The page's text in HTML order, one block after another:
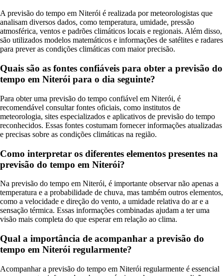
A previsão do tempo em Niterói é realizada por meteorologistas que
analisam diversos dados, como temperatura, umidade, pressão
atmosférica, ventos e padrões climáticos locais e regionais. Além disso,
são utilizados modelos matemáticos e informações de satélites e radares
para prever as condições climáticas com maior precisão.
Quais são as fontes confiáveis para obter a previsão do
tempo em Niterói para o dia seguinte?
Para obter uma previsão do tempo confiável em Niterói, é
recomendável consultar fontes oficiais, como institutos de
meteorologia, sites especializados e aplicativos de previsão do tempo
reconhecidos. Essas fontes costumam fornecer informações atualizadas
e precisas sobre as condições climáticas na região.
Como interpretar os diferentes elementos presentes na
previsão do tempo em Niterói?
Na previsão do tempo em Niterói, é importante observar não apenas a
temperatura e a probabilidade de chuva, mas também outros elementos,
como a velocidade e direção do vento, a umidade relativa do ar e a
sensação térmica. Essas informações combinadas ajudam a ter uma
visão mais completa do que esperar em relação ao clima.
Qual a importância de acompanhar a previsão do
tempo em Niterói regularmente?
Acompanhar a previsão do tempo em Niterói regularmente é essencial